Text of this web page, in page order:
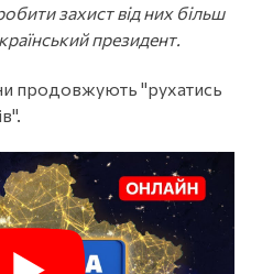
захист від них більш
президент.
продовжують "рухатись